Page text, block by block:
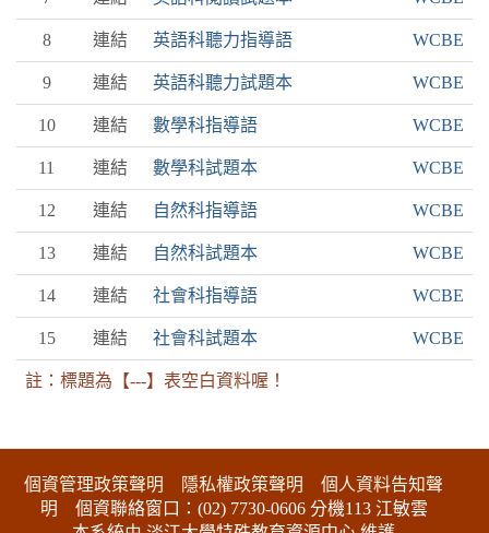
8 連結 英語科聽力指導語 WCBE
9 連結 英語科聽力試題本 WCBE
10 連結 數學科指導語 WCBE
11 連結 數學科試題本 WCBE
12 連結 自然科指導語 WCBE
13 連結 自然科試題本 WCBE
14 連結 社會科指導語 WCBE
15 連結 社會科試題本 WCBE
註：標題為【---】表空白資料喔！
個資管理政策聲明 隱私權政策聲明
個人資料告知聲
明 個資聯絡窗口：(02) 7730-0606 分機113 江敏雲